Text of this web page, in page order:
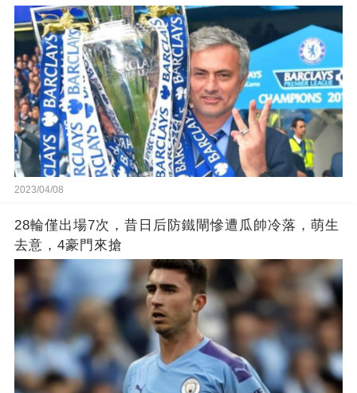
2023/04/08
28輪僅出場7次，昔日后防鐵閘慘遭瓜帥冷落，萌生
去意，4豪門來搶